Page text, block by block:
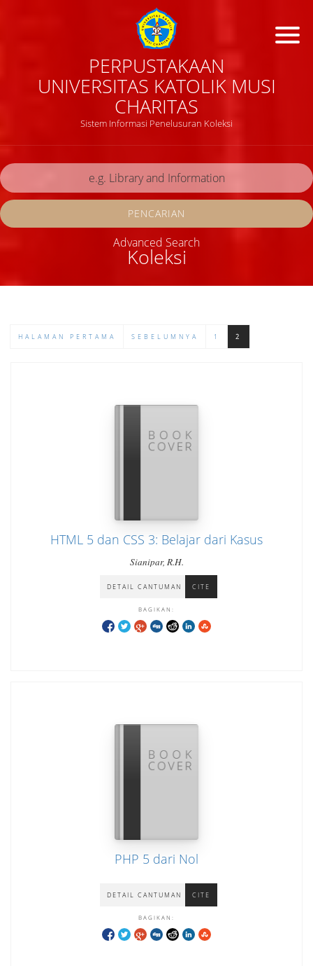
PERPUSTAKAAN
UNIVERSITAS KATOLIK MUSI
CHARITAS
Sistem Informasi Penelusuran Koleksi
Koleksi
PENCARIAN
Advanced Search
HALAMAN PERTAMA SEBELUMNYA 1 2
HTML 5 dan CSS 3: Belajar dari Kasus
Sianipar, R.H.
DETAIL CANTUMAN CITE
BAGIKAN:
PHP 5 dari Nol
DETAIL CANTUMAN CITE
BAGIKAN: